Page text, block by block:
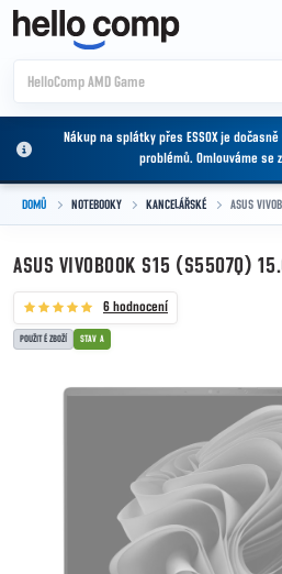
Přejít na obsah
Nákup na splátky přes ESSOX je
problémů. Omlouváme se
DOMŮ NOTEBOOKY KANCELÁŘSKÉ ASUS
ASUS VIVOBOOK S15 (S5507Q)
6 hodnocení
POUŽITÉ ZBOŽÍ STAV A